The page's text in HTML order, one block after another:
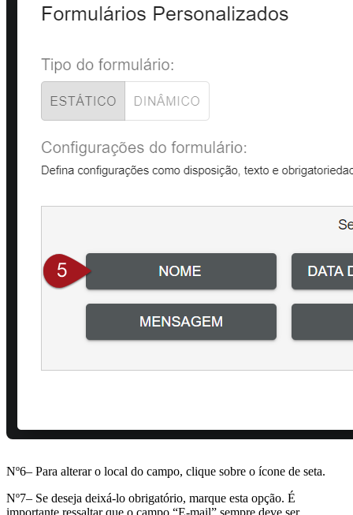
Nº6– Para alterar o local do campo, clique sobre o ícone de seta.
Nº7– Se deseja deixá-lo obrigatório, marque esta opção. É